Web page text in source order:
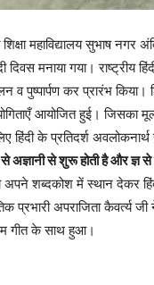
महाविद्यालय सुभाष नगर
दिवस मनाया गया। राष्ट्रीय
पुष्पार्पण कर प्रारंभ किया।
आयोजित हुई। जिसका
हिंदी के प्रतिदर्श
से अज्ञानी से शुरू होती है और ज्ञ से
शब्दकोश में स्थान देकर
प्रभारी अपराजिता कैवर्त्य
गीत के साथ हुआ।